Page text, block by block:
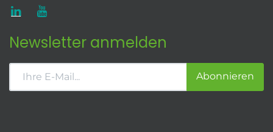
Newsletter anmelden
Abonnieren